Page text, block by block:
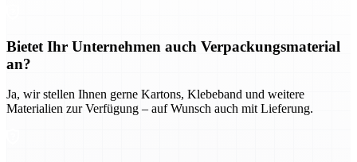
Bietet Ihr Unternehmen auch Verpackungsmaterial
an?
Ja, wir stellen Ihnen gerne Kartons, Klebeband und weitere
Materialien zur Verfügung – auf Wunsch auch mit Lieferung.